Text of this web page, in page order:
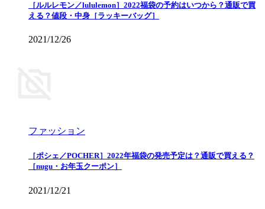
［ルルレモン／lululemon］2022福袋の予約はいつから？通販で買
える？値段・中身［ラッキーバッグ］
2021/12/26
ファッション
［ポシェ／POCHER］2022年福袋の発売予定は？通販で買える？
［nugu・お年玉クーポン］
2021/12/21